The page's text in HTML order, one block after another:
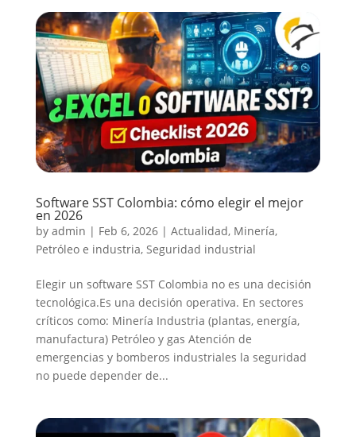
Software SST Colombia: cómo elegir el mejor
en 2026
by admin | Feb 6, 2026| Actualidad, Minería,
Petróleo e industria, Seguridad industrial
Elegir un software SST Colombia no es una decisión
tecnológica.Es una decisión operativa. En sectores
críticos como: Minería Industria (plantas, energía,
manufactura) Petróleo y gas Atención de
emergencias y bomberos industriales la seguridad
no puede depender de...